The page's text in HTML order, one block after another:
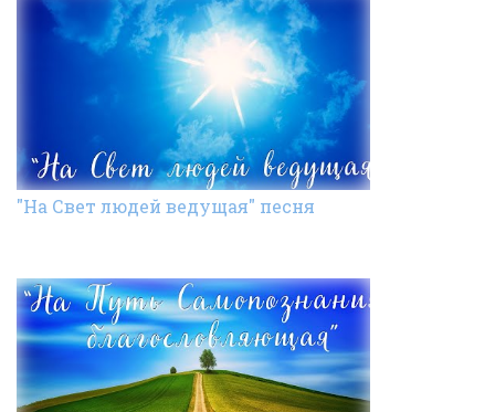
"На Свет людей ведущая" песня